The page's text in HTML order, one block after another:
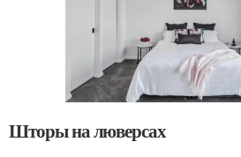
Шторы на люверсах